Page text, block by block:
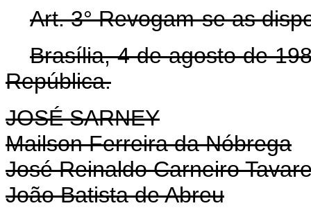
Art. 3° Revogam-se as
Brasília, 4 de agosto de
República.
JOSÉ SARNEY
Mailson Ferreira da Nóbrega
José Reinaldo Carneiro
João Batista de Abreu